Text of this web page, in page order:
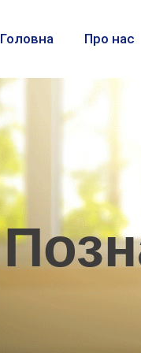
Головна Про нас